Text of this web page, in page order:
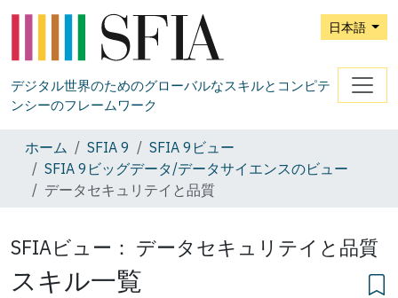
日本語
デジタル世界のためのグローバルなスキルとコンピテ
ンシーのフレームワーク
ホーム SFIA 9
SFIA 9ビュー
SFIA 9ビッグデータ/データサイエンスのビュー
データセキュリテイと品質
SFIAビュー： データセキュリテイと品質
スキル一覧